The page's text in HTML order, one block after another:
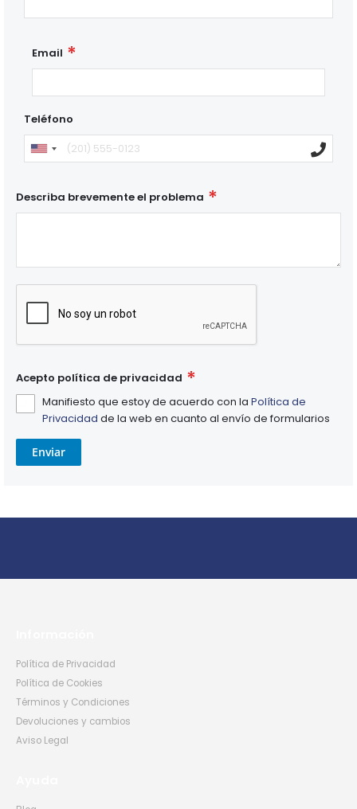
Email
Teléfono
Describa brevemente el problema
Acepto política de privacidad
Manifiesto que estoy de acuerdo con la Política de
Privacidad de la web en cuanto al envío de formularios
Enviar
Política de Privacidad
Política de Cookies
Términos y Condiciones
Devoluciones y cambios
Aviso Legal